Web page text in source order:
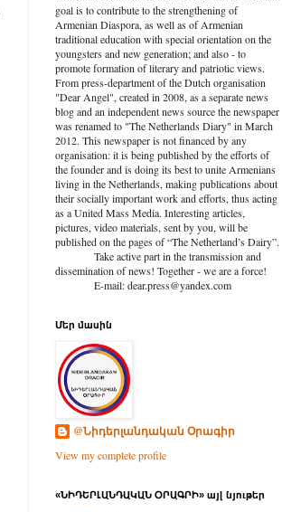
goal is to contribute to the strengthening of
Armenian Diaspora, as well as of Armenian
traditional education with special orientation on the
youngsters and new generation; and also - to
promote formation of literary and patriotic views.
From press-department of the Dutch organisation
"Dear Angel", created in 2008, as a separate news
blog and an independent news source the newspaper
was renamed to "The Netherlands Diary" in March
2012. This newspaper is not financed by any
organisation: it is being published by the efforts of
the founder and is doing its best to unite Armenians
living in the Netherlands, making publications about
their socially important work and efforts, thus acting
as a United Mass Media. Interesting articles,
pictures, video materials, sent by you, will be
published on the pages of “The Netherland’s Dairy”.
Take active part in the transmission and
dissemination of news! Together - we are a force!
E-mail: dear.press@yandex.com
Մեր մասին
@Նիդերլանդական Օրագիր
View my complete profile
«ՆԻԴԵՐԼԱՆԴԱԿԱՆ ՕՐԱԳՐԻ» այլ նյութեր